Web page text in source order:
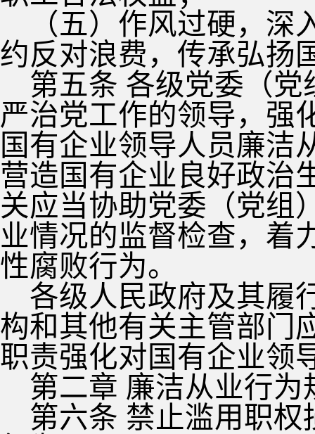
（五）作风过硬，
约反对浪费，传承弘扬
第五条 各级党委（
严治党工作的领导，强
国有企业领导人员廉洁
营造国有企业良好政治
关应当协助党委（党组
业情况的监督检查，着
性腐败行为。
各级人民政府及其履
构和其他有关主管部门
职责强化对国有企业领
第二章 廉洁从业行为
第六条 禁止滥用职